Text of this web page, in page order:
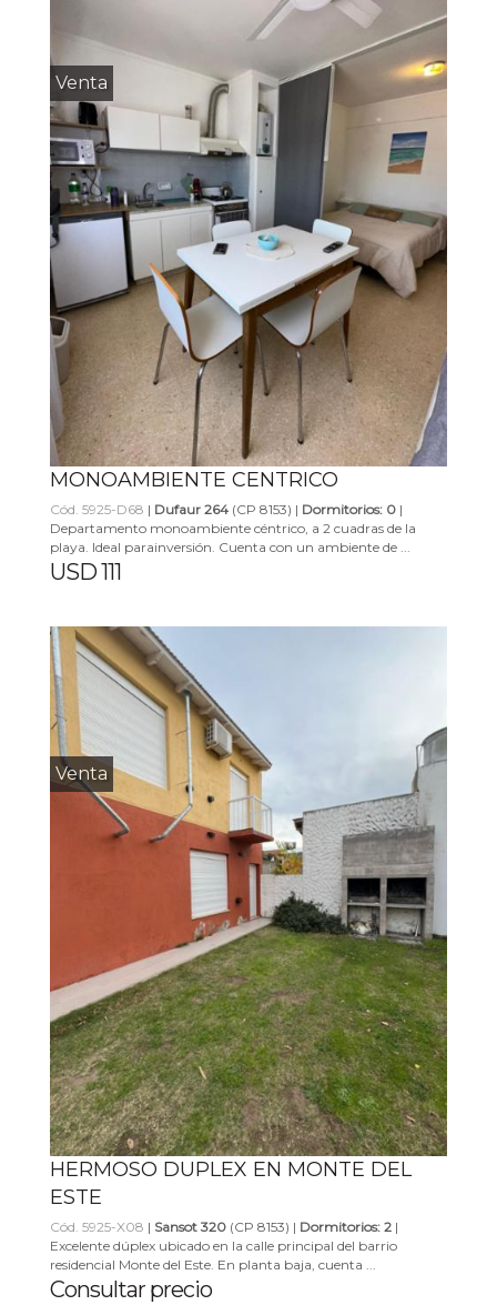
Venta
MONOAMBIENTE CENTRICO
Cód. 5925-D68 | Dufaur 264 (CP 8153) | Dormitorios: 0 |
Departamento monoambiente céntrico, a 2 cuadras de la
playa. Ideal parainversión. Cuenta con un ambiente de ...
USD 111
Venta
HERMOSO DUPLEX EN MONTE DEL
ESTE
Cód. 5925-X08 | Sansot 320 (CP 8153) | Dormitorios: 2 |
Excelente dúplex ubicado en la calle principal del barrio
residencial Monte del Este. En planta baja, cuenta ...
Consultar precio